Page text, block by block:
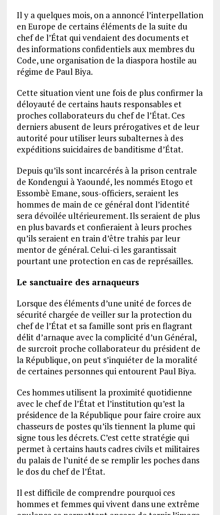
Il y a quelques mois, on a annoncé l’interpellation
en Europe de certains éléments de la suite du
chef de l’État qui vendaient des documents et
des informations confidentiels aux membres du
Code, une organisation de la diaspora hostile au
régime de Paul Biya.
Cette situation vient une fois de plus confirmer la
déloyauté de certains hauts responsables et
proches collaborateurs du chef de l’État. Ces
derniers abusent de leurs prérogatives et de leur
autorité pour utiliser leurs subalternes à des
expéditions suicidaires de banditisme d’État.
Depuis qu’ils sont incarcérés à la prison centrale
de Kondengui à Yaoundé, les nommés Etogo et
Essombè Emane, sous-officiers, seraient les
hommes de main de ce général dont l’identité
sera dévoilée ultérieurement. Ils seraient de plus
en plus bavards et confieraient à leurs proches
qu’ils seraient en train d’être trahis par leur
mentor de général. Celui-ci les garantissait
pourtant une protection en cas de représailles.
Le sanctuaire des arnaqueurs
Lorsque des éléments d’une unité de forces de
sécurité chargée de veiller sur la protection du
chef de l’État et sa famille sont pris en flagrant
délit d’arnaque avec la complicité d’un Général,
de surcroit proche collaborateur du président de
la République, on peut s’inquiéter de la moralité
de certaines personnes qui entourent Paul Biya.
Ces hommes utilisent la proximité quotidienne
avec le chef de l’État et l’institution qu’est la
présidence de la République pour faire croire aux
chasseurs de postes qu’ils tiennent la plume qui
signe tous les décrets. C’est cette stratégie qui
permet à certains hauts cadres civils et militaires
du palais de l’unité de se remplir les poches dans
le dos du chef de l’État.
Il est difficile de comprendre pourquoi ces
hommes et femmes qui vivent dans une extrême